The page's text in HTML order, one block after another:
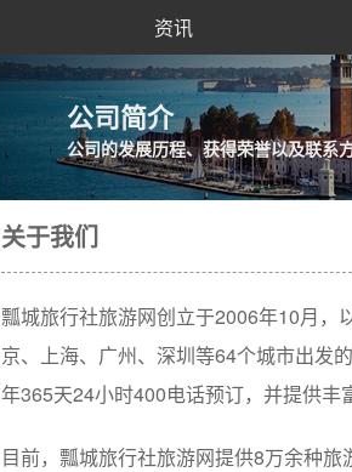
资讯
公司简介
公司的发展历程、获得荣誉以及联系
关于我们
瓢城旅行社旅游网创立于2006年10月，
京、上海、广州、深圳等64个城市出发
年365天24小时400电话预订，并提供丰
目前，瓢城旅行社旅游网提供8万余种旅